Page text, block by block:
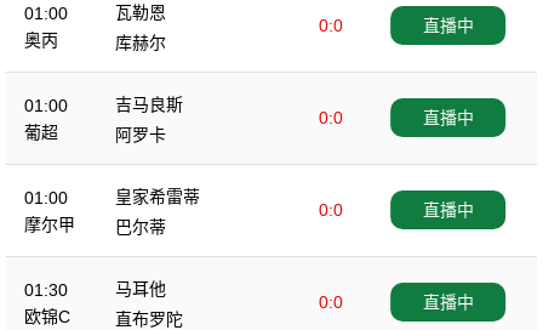
01:00
奥丙
瓦勒恩
0:0
库赫尔
直播中
01:00
葡超
吉马良斯
0:0
阿罗卡
直播中
01:00
摩尔甲
皇家希雷蒂
0:0
巴尔蒂
直播中
01:30
欧锦C
马耳他
0:0
直布罗陀
直播中